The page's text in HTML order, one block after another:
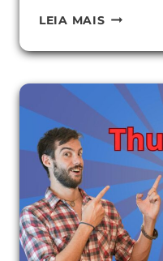
LEIA MAISTAXA
O
QUE
É
COMO
REDUZIR
NO
SEU